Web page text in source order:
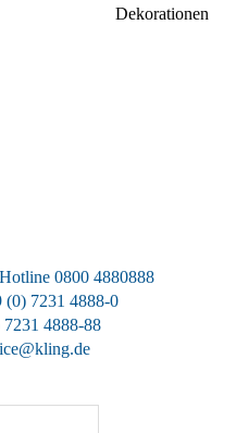
Dekorationen
0800 4880888
(0) 7231 4888-0
4888-88